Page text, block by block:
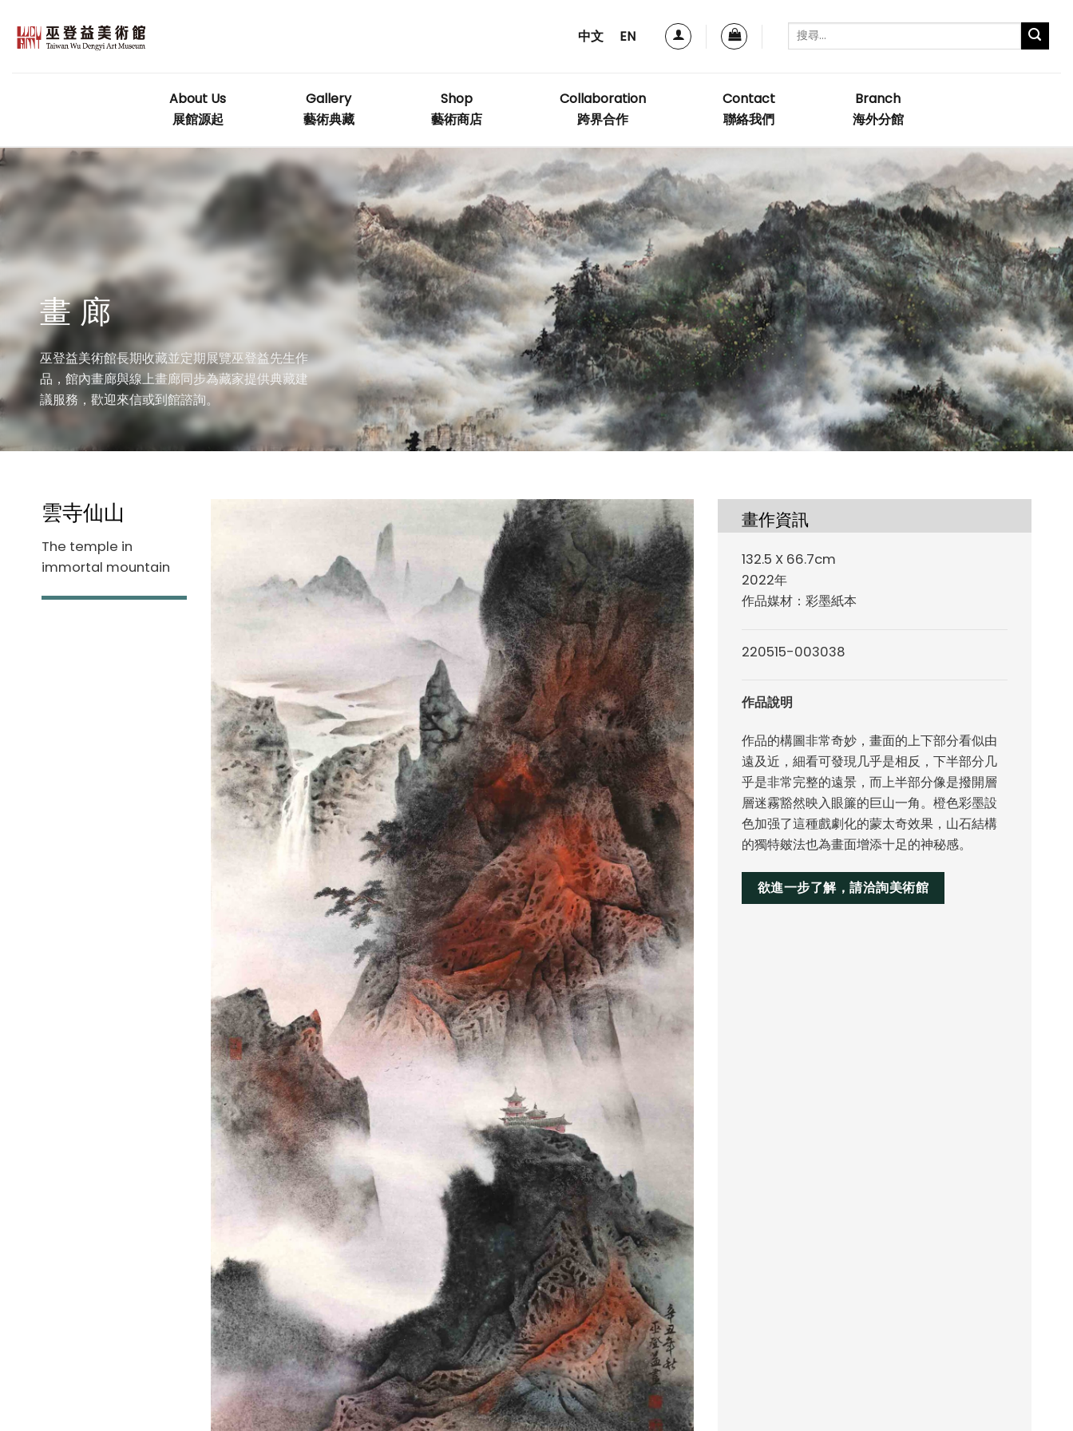
content
中文 EN
About Us
展館源起
Gallery
藝術典藏
Shop
藝術商店
Collaboration
跨界合作
Contact
聯絡我們
Branch
海外分館
畫 廊
巫登益美術館長期收藏並定期展覽巫登益先生作
品，館內畫廊與線上畫廊同步為藏家提供典藏建
議服務，歡迎來信或到館諮詢。
雲寺仙山
The temple in
immortal mountain
畫作資訊
132.5 X 66.7cm
2022年
作品媒材：彩墨紙本
220515-003038
作品說明
作品的構圖非常奇妙，畫面的上下部分看似由
遠及近，細看可發現几乎是相反，下半部分几
乎是非常完整的遠景，而上半部分像是撥開層
層迷霧豁然映入眼簾的巨山一角。橙色彩墨設
色加强了這種戲劇化的蒙太奇效果，山石結構
的獨特皴法也為畫面增添十足的神秘感。
欲進一步了解，請洽詢美術館